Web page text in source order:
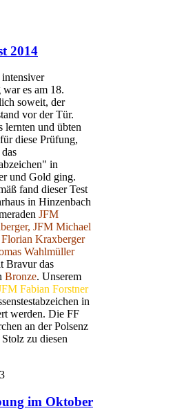
2014
es am 18.
soweit, der
vor der Tür.
lernten und übten
diese Prüfung,
in
und Gold ging.
fand dieser Test
in Hinzenbach
JFM
JFM Michael
Kraxberger
Wahlmüller
Bravur das
Bronze. Unserem
Fabian Forstner
in
werden. Die FF
an der Polsenz
zu diesen
im Oktober